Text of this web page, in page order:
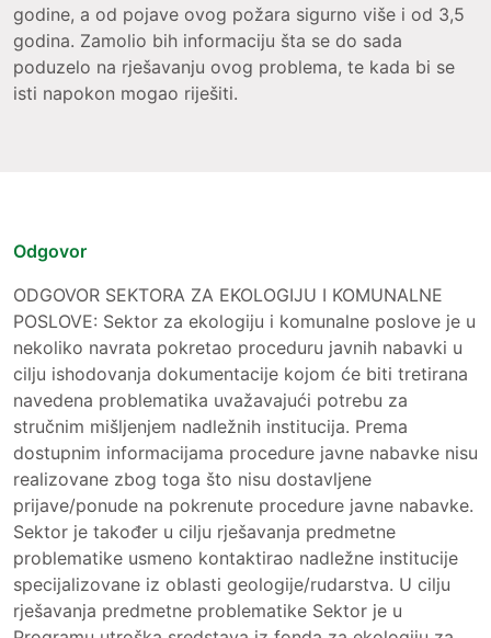
godine, a od pojave ovog požara sigurno više i od 3,5
godina. Zamolio bih informaciju šta se do sada
poduzelo na rješavanju ovog problema, te kada bi se
isti napokon mogao riješiti.
Odgovor
ODGOVOR SEKTORA ZA EKOLOGIJU I KOMUNALNE
POSLOVE: Sektor za ekologiju i komunalne poslove je u
nekoliko navrata pokretao proceduru javnih nabavki u
cilju ishodovanja dokumentacije kojom će biti tretirana
navedena problematika uvažavajući potrebu za
stručnim mišljenjem nadležnih institucija. Prema
dostupnim informacijama procedure javne nabavke nisu
realizovane zbog toga što nisu dostavljene
prijave/ponude na pokrenute procedure javne nabavke.
Sektor je također u cilju rješavanja predmetne
problematike usmeno kontaktirao nadležne institucije
specijalizovane iz oblasti geologije/rudarstva. U cilju
rješavanja predmetne problematike Sektor je u